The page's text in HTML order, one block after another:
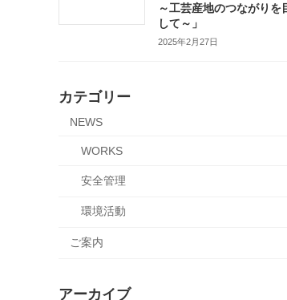
～工芸産地のつながりを
して～」
2025年2月27日
カテゴリー
NEWS
WORKS
安全管理
環境活動
ご案内
アーカイブ